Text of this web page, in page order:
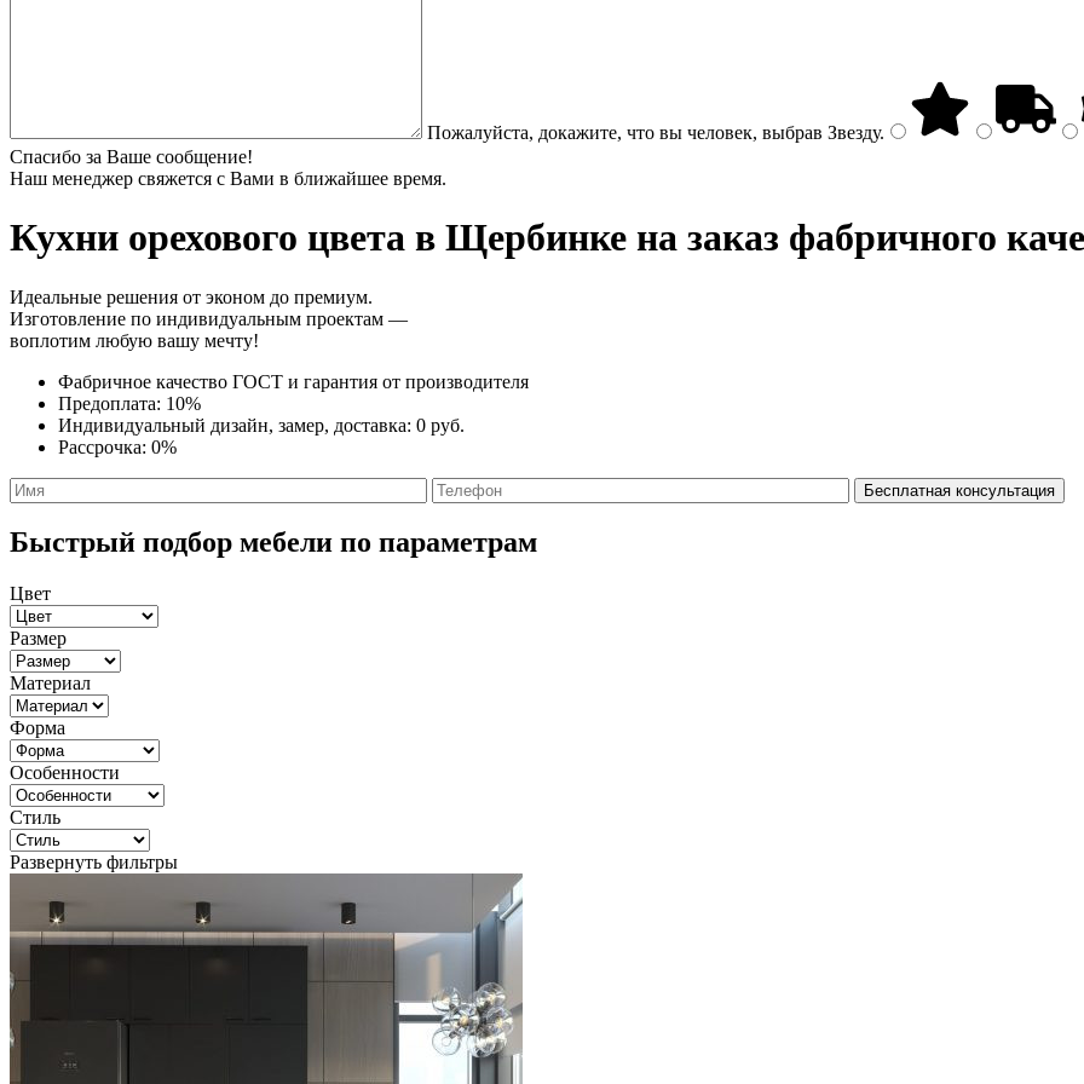
Пожалуйста, докажите, что вы человек, выбрав Звезду.
Спасибо за Ваше сообщение!
Наш менеджер свяжется с Вами в ближайшее время.
Кухни орехового цвета в Щербинке на заказ фабричного
Идеальные решения от эконом до премиум.
Изготовление по индивидуальным проектам —
воплотим любую вашу мечту!
Фабричное качество ГОСТ и гарантия от производителя
Предоплата: 10%
Индивидуальный дизайн, замер, доставка: 0 руб.
Рассрочка: 0%
Быстрый подбор мебели по параметрам
Цвет
Размер
Материал
Форма
Особенности
Стиль
Развернуть фильтры